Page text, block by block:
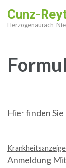
Inhalt
drücken)
Cunz-
Herzogenaurach-
Hier finden
Krankheitsanzeige
Anmeldung